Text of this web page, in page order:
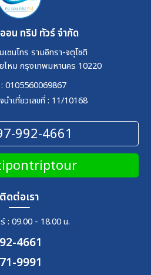
อน ทริป ทัวร์ จำกัด
ซนโทร รามอิทรา-จตุโชติ
ไหม กรุงเทพมหานคร 10220
0105560069867
ำเที่ยวเลขที่ : 11/10168
992-4661
ติดต่อเรา
: 09.00 - 18.00 น.
4661
9991